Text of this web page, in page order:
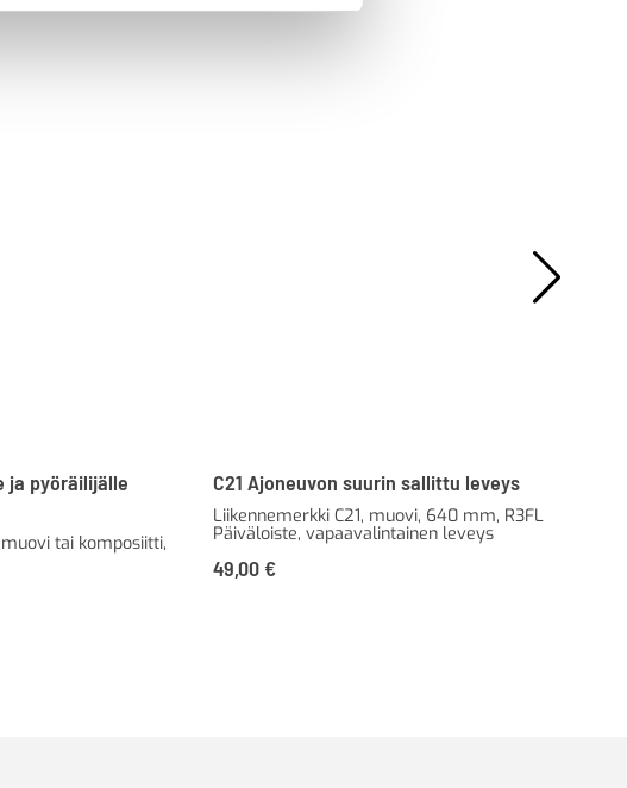
ja pyöräilijälle
tai komposiitti,
C21 Ajoneuvon suurin sallittu leveys
Liikennemerkki C21, muovi, 640 mm, R3FL
Päiväloiste, vapaavalintainen leveys
49,00 €